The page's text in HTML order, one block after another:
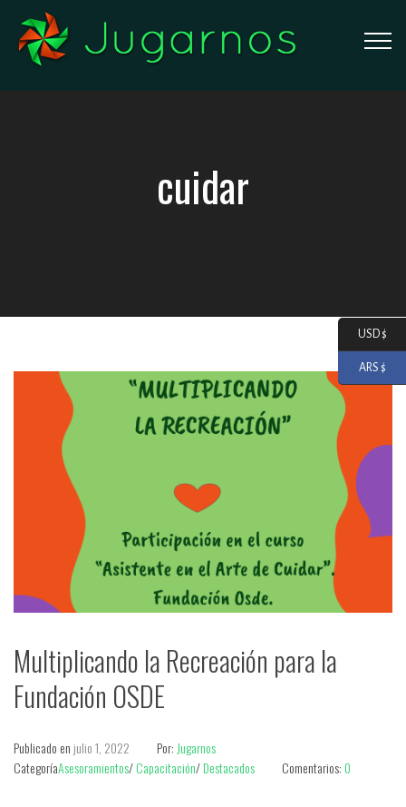
cuidar
Multiplicando la Recreación para la
Fundación OSDE
Publicado en julio 1, 2022 Por: Jugarnos
CategoríaAsesoramientos/Capacitación/Destacados Comentarios: 0
USD $
ARS $